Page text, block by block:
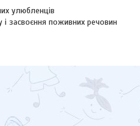
улюбленців
і засвоєння поживних речовин